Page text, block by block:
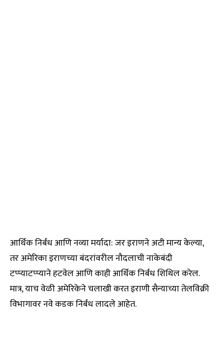
आर्थिक निर्बंध आणि नव्या मर्यादा: जर इराणने अटी मान्य केल्या,
तर अमेरिका इराणच्या बंदरांवरील नौदलाची नाकेबंदी
टप्प्याटप्प्याने हटवेल आणि काही आर्थिक निर्बंध शिथिल करेल.
मात्र, याच वेळी अमेरिकेने चलाखी करत इराणी सैन्याच्या तेलविक्री
विभागावर नवे कडक निर्बंध लादले आहेत.